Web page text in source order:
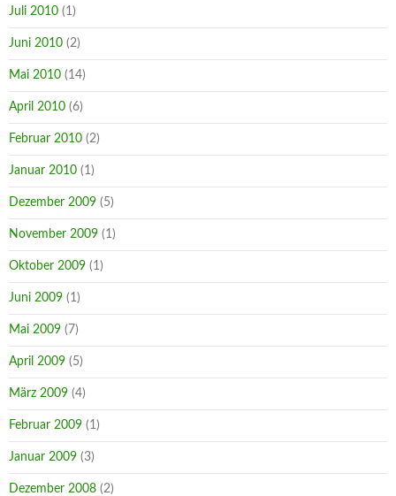
Juli 2010 (1)
Juni 2010 (2)
Mai 2010 (14)
April 2010 (6)
Februar 2010 (2)
Januar 2010 (1)
Dezember 2009 (5)
November 2009 (1)
Oktober 2009 (1)
Juni 2009 (1)
Mai 2009 (7)
April 2009 (5)
März 2009 (4)
Februar 2009 (1)
Januar 2009 (3)
Dezember 2008 (2)